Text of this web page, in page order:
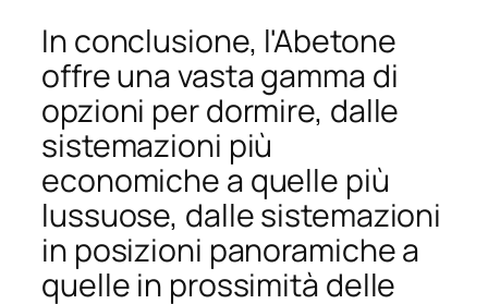
In conclusione, l'Abetone
offre una vasta gamma di
opzioni per dormire, dalle
sistemazioni più
economiche a quelle più
lussuose, dalle sistemazioni
in posizioni panoramiche a
quelle in prossimità delle